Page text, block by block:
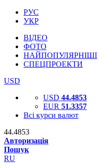
РУС
УКР
ВІДЕО
ФОТО
НАЙПОПУЛЯРНІШІ
СПЕЦПРОЕКТИ
USD
USD 44.4853
EUR 51.3357
Всі курси валют
44.4853
Авторизація
Пошук
RU